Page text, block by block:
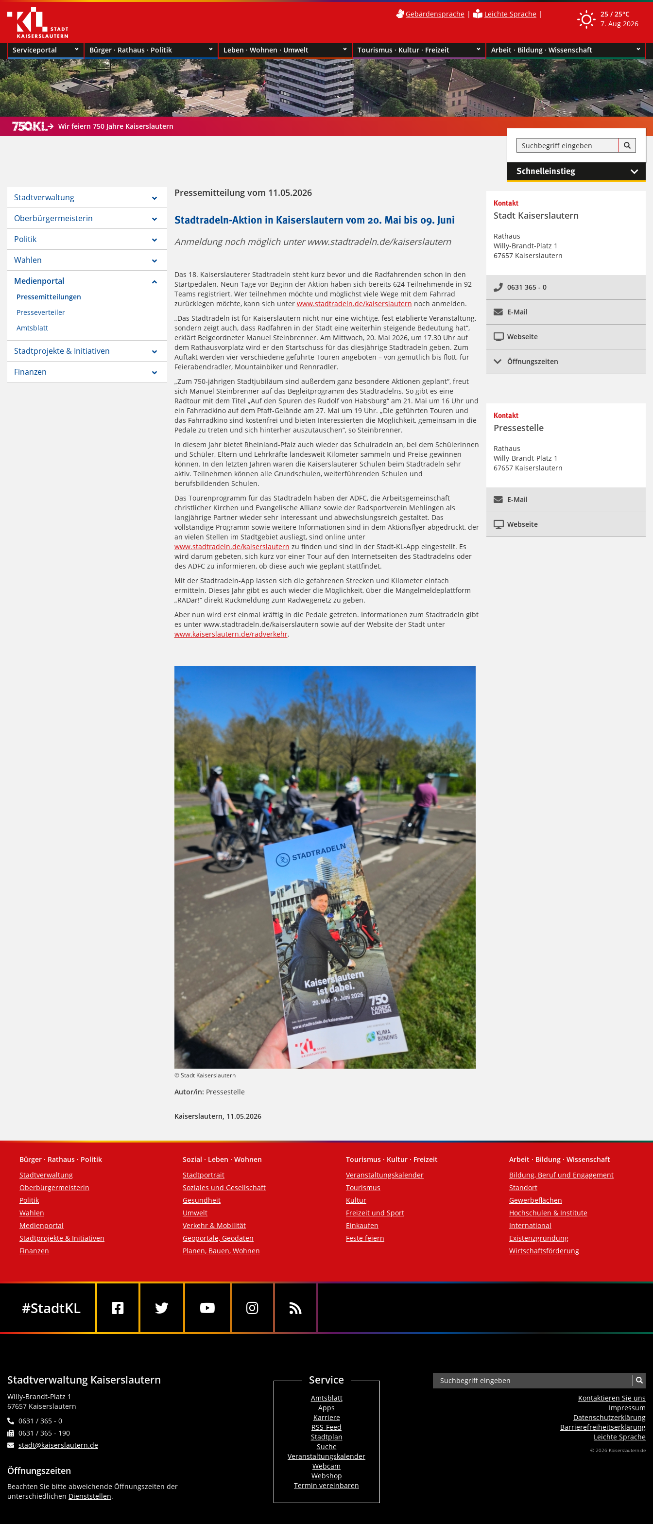
Gebärdensprache Leichte Sprache 25 / 25°C
7. Aug 2026
Serviceportal Bürger · Rathaus · Politik Leben · Wohnen · Umwelt Tourismus · Kultur · Freizeit Arbeit · Bildung · Wissenschaft
Wir feiern 750 Jahre Kaiserslautern
Schnelleinstieg
Stadtverwaltung
Oberbürgermeisterin
Politik
Wahlen
Medienportal
Pressemitteilungen
Presseverteiler
Amtsblatt
Stadtprojekte & Initiativen
Finanzen
Pressemitteilung vom 11.05.2026
Stadtradeln-Aktion in Kaiserslautern vom 20. Mai bis 09. Juni
Anmeldung noch möglich unter www.stadtradeln.de/kaiserslautern
Das 18. Kaiserslauterer Stadtradeln steht kurz bevor und die Radfahrenden schon in den
Startpedalen. Neun Tage vor Beginn der Aktion haben sich bereits 624 Teilnehmende in 92
Teams registriert. Wer teilnehmen möchte und möglichst viele Wege mit dem Fahrrad
zurücklegen möchte, kann sich unter www.stadtradeln.de/kaiserslautern noch anmelden.
„Das Stadtradeln ist für Kaiserslautern nicht nur eine wichtige, fest etablierte Veranstaltung,
sondern zeigt auch, dass Radfahren in der Stadt eine weiterhin steigende Bedeutung hat“,
erklärt Beigeordneter Manuel Steinbrenner. Am Mittwoch, 20. Mai 2026, um 17.30 Uhr auf
dem Rathausvorplatz wird er den Startschuss für das diesjährige Stadtradeln geben. Zum
Auftakt werden vier verschiedene geführte Touren angeboten – von gemütlich bis flott, für
Feierabendradler, Mountainbiker und Rennradler.
„Zum 750-jährigen Stadtjubiläum sind außerdem ganz besondere Aktionen geplant“, freut
sich Manuel Steinbrenner auf das Begleitprogramm des Stadtradelns. So gibt es eine
Radtour mit dem Titel „Auf den Spuren des Rudolf von Habsburg“ am 21. Mai um 16 Uhr und
ein Fahrradkino auf dem Pfaff-Gelände am 27. Mai um 19 Uhr. „Die geführten Touren und
das Fahrradkino sind kostenfrei und bieten Interessierten die Möglichkeit, gemeinsam in die
Pedale zu treten und sich hinterher auszutauschen“, so Steinbrenner.
In diesem Jahr bietet Rheinland-Pfalz auch wieder das Schulradeln an, bei dem Schülerinnen
und Schüler, Eltern und Lehrkräfte landesweit Kilometer sammeln und Preise gewinnen
können. In den letzten Jahren waren die Kaiserslauterer Schulen beim Stadtradeln sehr
aktiv. Teilnehmen können alle Grundschulen, weiterführenden Schulen und
berufsbildenden Schulen.
Das Tourenprogramm für das Stadtradeln haben der ADFC, die Arbeitsgemeinschaft
christlicher Kirchen und Evangelische Allianz sowie der Radsportverein Mehlingen als
langjährige Partner wieder sehr interessant und abwechslungsreich gestaltet. Das
vollständige Programm sowie weitere Informationen sind in dem Aktionsflyer abgedruckt, der
an vielen Stellen im Stadtgebiet ausliegt, sind online unter
www.stadtradeln.de/kaiserslautern zu finden und sind in der Stadt-KL-App eingestellt. Es
wird darum gebeten, sich kurz vor einer Tour auf den Internetseiten des Stadtradelns oder
des ADFC zu informieren, ob diese auch wie geplant stattfindet.
Mit der Stadtradeln-App lassen sich die gefahrenen Strecken und Kilometer einfach
ermitteln. Dieses Jahr gibt es auch wieder die Möglichkeit, über die Mängelmeldeplattform
„RADar!“ direkt Rückmeldung zum Radwegenetz zu geben.
Aber nun wird erst einmal kräftig in die Pedale getreten. Informationen zum Stadtradeln gibt
es unter www.stadtradeln.de/kaiserslautern sowie auf der Website der Stadt unter
www.kaiserslautern.de/radverkehr.
© Stadt Kaiserslautern
Autor/in: Pressestelle
Kaiserslautern, 11.05.2026
Kontakt
Stadt Kaiserslautern
Rathaus
Willy-Brandt-Platz 1
67657 Kaiserslautern
0631 365 - 0
E-Mail
Webseite
Öffnungszeiten
Kontakt
Pressestelle
Rathaus
Willy-Brandt-Platz 1
67657 Kaiserslautern
E-Mail
Webseite
Fußzeile
Bürger · Rathaus · Politik
Stadtverwaltung
Oberbürgermeisterin
Politik
Wahlen
Medienportal
Stadtprojekte & Initiativen
Finanzen
Sozial · Leben · Wohnen
Stadtportrait
Soziales und Gesellschaft
Gesundheit
Umwelt
Verkehr & Mobilität
Geoportale, Geodaten
Planen, Bauen, Wohnen
Tourismus · Kultur · Freizeit
Veranstaltungskalender
Tourismus
Kultur
Freizeit und Sport
Einkaufen
Feste feiern
Arbeit · Bildung · Wissenschaft
Bildung, Beruf und Engagement
Standort
Gewerbeflächen
Hochschulen & Institute
International
Existenzgründung
Wirtschaftsförderung
#StadtKL
Stadtverwaltung Kaiserslautern
Willy-Brandt-Platz 1
67657 Kaiserslautern
0631 / 365 - 0
0631 / 365 - 190
stadt@kaiserslautern.de
Öffnungszeiten
Beachten Sie bitte abweichende Öffnungszeiten der
unterschiedlichen Dienststellen.
Service
Amtsblatt
Apps
Karriere
RSS-Feed
Stadtplan
Suche
Veranstaltungskalender
Webcam
Webshop
Termin vereinbaren
Kontaktieren Sie uns
Impressum
Datenschutzerklärung
Barrierefreiheits­erklärung
Leichte Sprache
© 2026 Kaiserslautern.de